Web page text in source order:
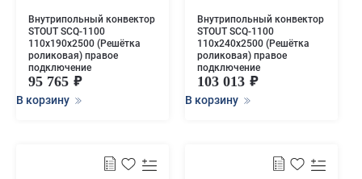
Внутрипольный конвектор
STOUT SCQ-1100
110х190х2500 (Решётка
роликовая) правое
подключение
95 765
В корзину
Внутрипольный конвектор
STOUT SCQ-1100
110х240х2500 (Решётка
роликовая) правое
подключение
103 013
В корзину